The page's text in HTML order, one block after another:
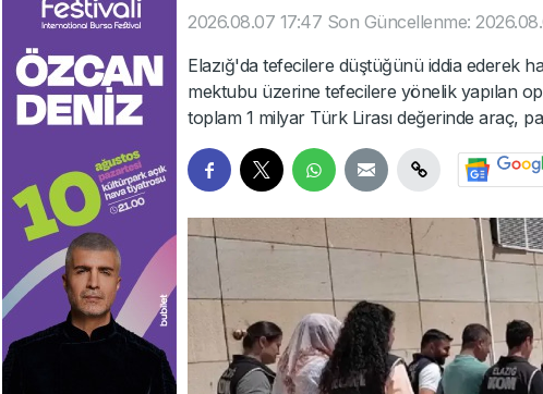
2026.08.07 17:47 Son Güncellenme:
Elazığ'da tefecilere düştüğünü iddia ederek
mektubu üzerine tefecilere yönelik yapılan
toplam 1 milyar Türk Lirası değerinde araç,